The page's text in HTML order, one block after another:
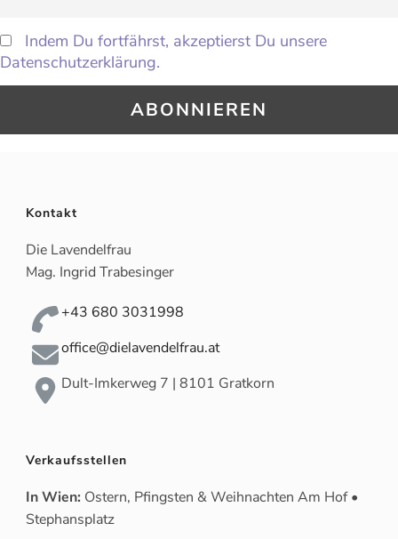
Indem Du fortfährst, akzeptierst Du unsere
Datenschutzerklärung.
Kontakt
Die Lavendelfrau
Mag. Ingrid Trabesinger
+43 680 3031998
office@dielavendelfrau.at
Dult-Imkerweg 7 | 8101 Gratkorn
Verkaufsstellen
In Wien: Ostern, Pfingsten & Weihnachten Am Hof •
Stephansplatz